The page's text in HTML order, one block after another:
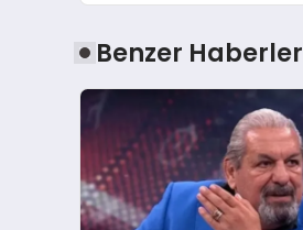
Benzer Haberler